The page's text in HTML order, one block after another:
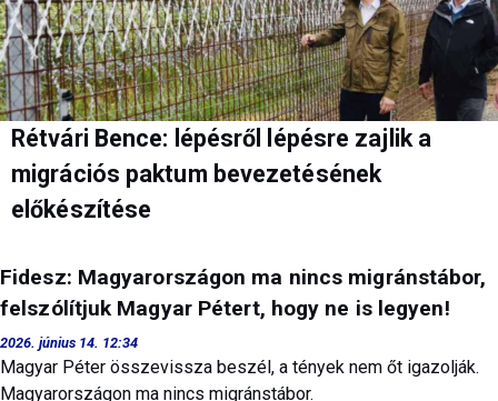
Rétvári Bence: lépésről lépésre zajlik a
migrációs paktum bevezetésének
előkészítése
Fidesz: Magyarországon ma nincs migránstábor,
felszólítjuk Magyar Pétert, hogy ne is legyen!
2026. június 14. 12:34
Magyar Péter összevissza beszél, a tények nem őt igazolják.
Magyarországon ma nincs migránstábor.